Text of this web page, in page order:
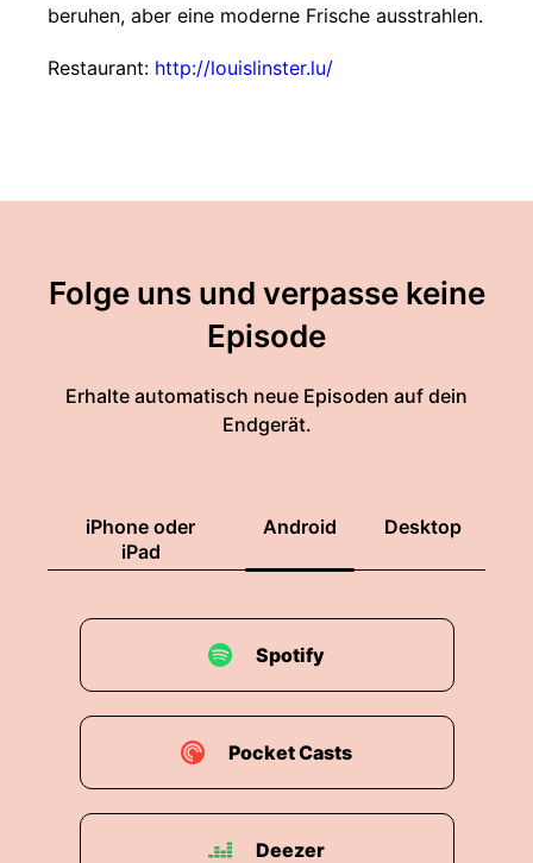
beruhen, aber eine moderne Frische ausstrahlen.
Restaurant: http://louislinster.lu/
Folge uns und verpasse keine
Episode
Erhalte automatisch neue Episoden auf dein
Endgerät.
iPhone oder
iPad
Android Desktop
Spotify
Pocket Casts
Deezer